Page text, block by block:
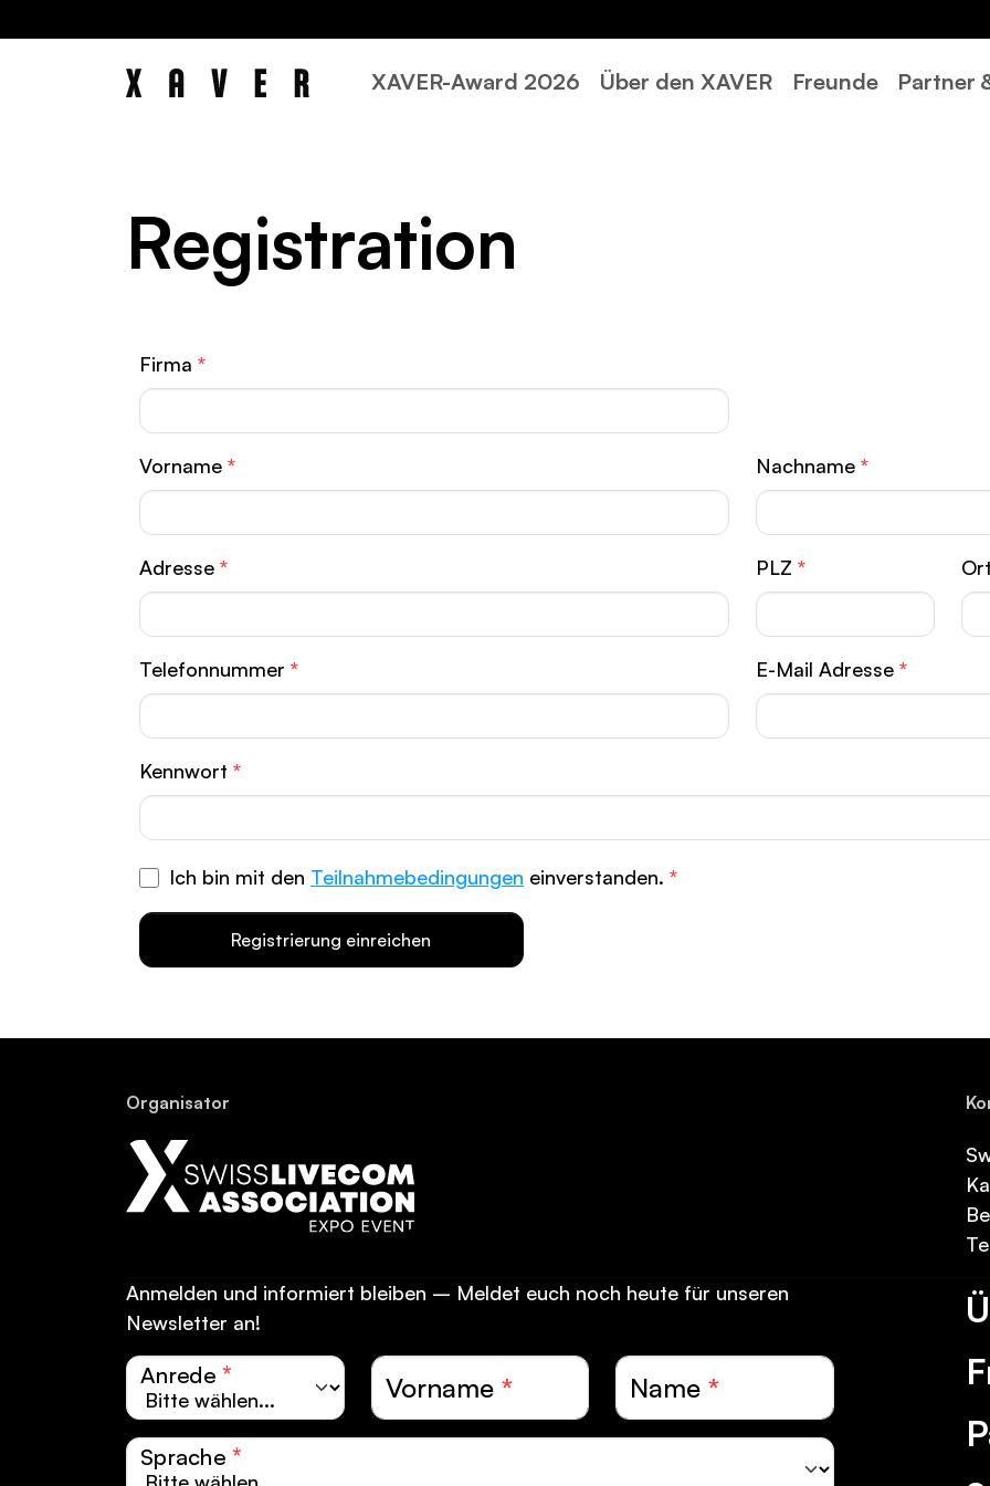
XAVER-Award 2026 Über den XAVER Freunde Partner
Re­gis­tra­ti­on
Firma *
Vorname * Nachname *
Adresse * PLZ *
Telefonnummer * E-Mail Adresse *
Kennwort *
Ich bin mit den Teilnahmebedingungen einverstanden. *
Registrierung einreichen
Or­ga­ni­sa­tor
Anmelden und informiert bleiben – Meldet euch noch heute für unseren
Newsletter an!
Anrede * Vorname * Name *
Sprache *